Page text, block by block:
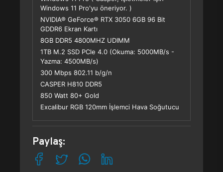
Windows 11 Pro'yu öneriyor. )
NVIDIA® GeForce® RTX 3050 6GB 96 Bit
GDDR6 Ekran Kartı
8GB DDR5 4800MHZ UDIMM
1TB M.2 SSD PCle 4.0 (Okuma: 5000MB/s -
Yazma: 4500MB/s)
300 Mbps 802.11 b/g/n
CASPER H810 DDR5
850 Watt 80+ Gold
Excalibur RGB 120mm İşlemci Hava Soğutucu
Paylaş: